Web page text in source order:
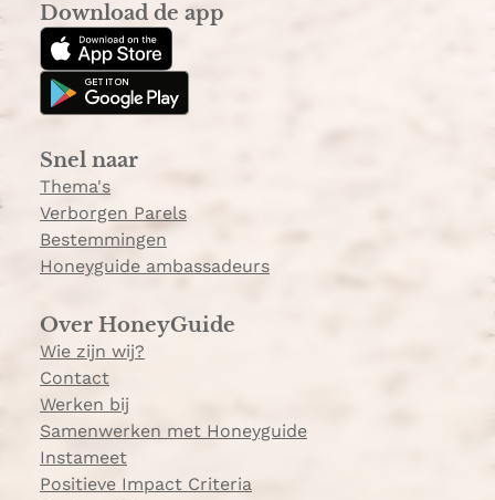
t
a
g
m
T
o
k
Download de app
Snel naar
Thema's
Verborgen Parels
Bestemmingen
Honeyguide ambassadeurs
Over HoneyGuide
Wie zijn wij?
Contact
Werken bij
Samenwerken met Honeyguide
Instameet
Positieve Impact Criteria